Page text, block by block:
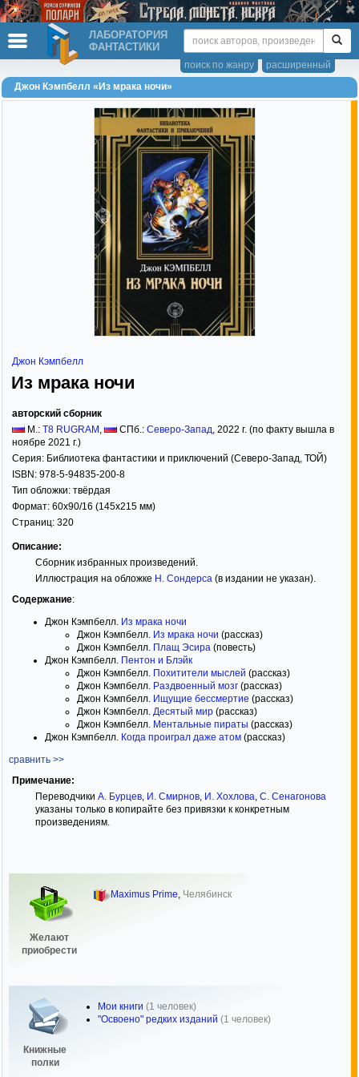
ЛАБОРАТОРИЯ
ФАНТАСТИКИ
расширенный
поиск по жанру
Джон Кэмпбелл «Из мрака ночи»
Джон Кэмпбелл
Из мрака ночи
авторский сборник
М.: T8 RUGRAM , СПб.: Северо-Запад, 2022 г. (по факту вышла в
ноябре 2021 г.)
Серия: Библиотека фантастики и приключений (Северо-Запад, ТОЙ)
ISBN: 978-5-94835-200-8
Тип обложки: твёрдая
Формат: 60x90/16 (145x215 мм)
Страниц: 320
Описание:
Сборник избранных произведений.
Иллюстрация на обложке Н. Сондерса(в издании не указан).
Содержание:
Джон Кэмпбелл. Из мрака ночи
Джон Кэмпбелл. Из мрака ночи (рассказ)
Джон Кэмпбелл. Плащ Эсира (повесть)
Джон Кэмпбелл. Пентон и Блэйк
Джон Кэмпбелл. Похитители мыслей (рассказ)
Джон Кэмпбелл. Раздвоенный мозг (рассказ)
Джон Кэмпбелл. Ищущие бессмертие (рассказ)
Джон Кэмпбелл. Десятый мир (рассказ)
Джон Кэмпбелл. Ментальные пираты (рассказ)
Джон Кэмпбелл. Когда проиграл даже атом (рассказ)
сравнить >>
Примечание:
Переводчики А. Бурцев, И. Смирнов, И. Хохлова, С. Сенагонова
указаны только в копирайте без привязки к конкретным
произведениям.
Желают
приобрести
Maximus Prime, Челябинск
Книжные
полки
Мои книги (1 человек)
"Освоено" редких изданий (1 человек)